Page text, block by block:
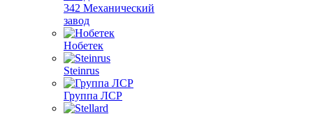
342 Механический
завод
Нобетек
Steinrus
Группа ЛСР